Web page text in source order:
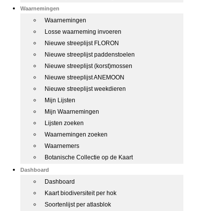
Waarnemingen
Waarnemingen
Losse waarneming invoeren
Nieuwe streeplijst FLORON
Nieuwe streeplijst paddenstoelen
Nieuwe streeplijst (korst)mossen
Nieuwe streeplijst ANEMOON
Nieuwe streeplijst weekdieren
Mijn Lijsten
Mijn Waarnemingen
Lijsten zoeken
Waarnemingen zoeken
Waarnemers
Botanische Collectie op de Kaart
Dashboard
Dashboard
Kaart biodiversiteit per hok
Soortenlijst per atlasblok